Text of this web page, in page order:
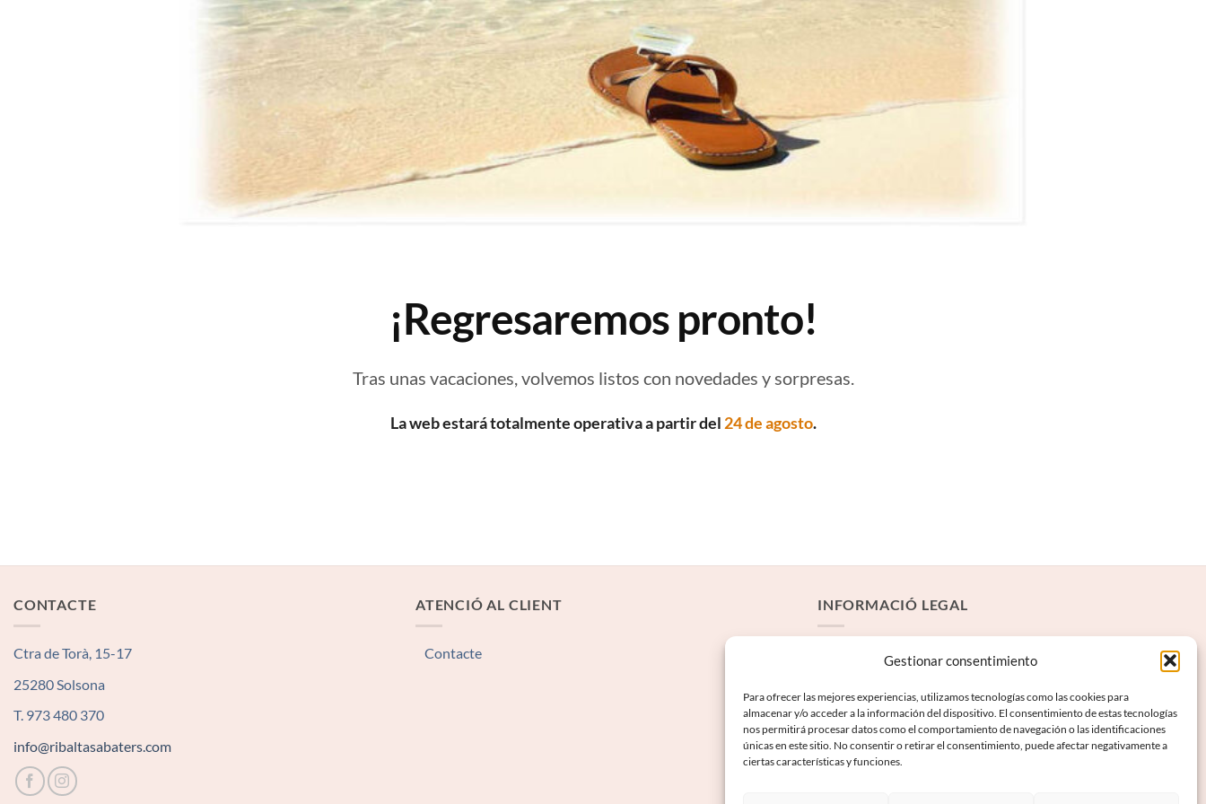
Gestionar consentimiento
Para ofrecer las mejores experiencias, utilizamos tecnologías como las cookies para
almacenar y/o acceder a la información del dispositivo. El consentimiento de estas tecnologías
nos permitirá procesar datos como el comportamiento de navegación o las identificaciones
únicas en este sitio. No consentir o retirar el consentimiento, puede afectar negativamente a
ciertas características y funciones.
¡Regresaremos pronto!
Tras unas vacaciones, volvemos listos con novedades y sorpresas.
La web estará totalmente operativa a partir del 24 de agosto.
CONTACTE
Ctra de Torà, 15-17
25280 Solsona
T. 973 480 370
info@ribaltasabaters.com
ATENCIÓ AL CLIENT
Contacte
INFORMACIÓ LEGAL
Avís Legal
Política de privadesa
Política de galetes